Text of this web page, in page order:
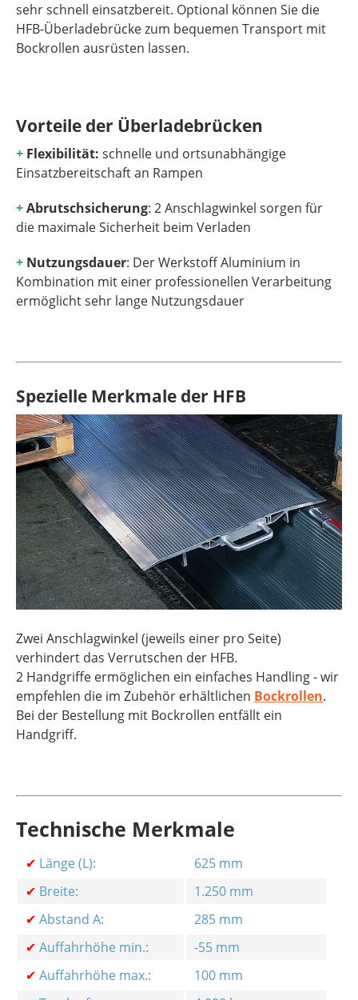
sehr schnell einsatzbereit. Optional können Sie die
HFB-Überladebrücke zum bequemen Transport mit
Bockrollen ausrüsten lassen.
Vorteile der Überladebrücken
+ Flexibilität: schnelle und ortsunabhängige
Einsatzbereitschaft an Rampen
+Abrutschsicherung: 2 Anschlagwinkel sorgen für
die maximale Sicherheit beim Verladen
+ Nutzungsdauer: Der Werkstoff Aluminium in
Kombination mit einer professionellen Verarbeitung
ermöglicht sehr lange Nutzungsdauer
Spezielle Merkmale der HFB
Zwei Anschlagwinkel (jeweils einer pro Seite)
verhindert das Verrutschen der HFB.
2 Handgriffe ermöglichen ein einfaches Handling - wir
empfehlen die im Zubehör erhältlichen Bockrollen.
Bei der Bestellung mit Bockrollen entfällt ein
Handgriff.
Technische Merkmale
✔ Länge (L):
625 mm
✔ Breite:
1.250 mm
✔ Abstand A:
285 mm
✔ Auffahrhöhe min.:
-55 mm
✔ Auffahrhöhe max.:
100 mm